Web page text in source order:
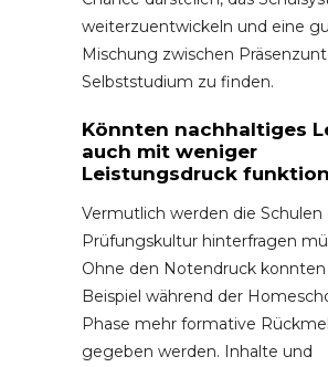
weiterzuentwickeln und eine
Mischung zwischen
Selbststudium zu finden.
Könnten nachhaltiges
auch mit weniger
Leistungsdruck
Vermutlich werden die Schulen
Prüfungskultur hinterfragen
Ohne den Notendruck
Beispiel während der
Phase mehr formative
gegeben werden. Inhalte und